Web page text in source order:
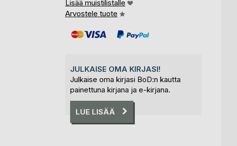
Lisää muistilistalle
Arvostele tuote
JULKAISE OMA KIRJASI!
Julkaise oma kirjasi BoD:n kautta
painettuna kirjana ja e-kirjana.
LUE LISÄÄ